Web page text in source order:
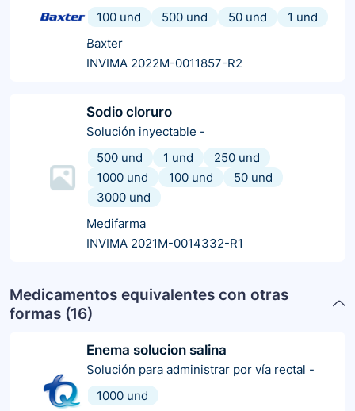
100 und
500 und 50 und
1 und
Baxter
INVIMA 2022M-0011857-R2
Sodio cloruro
Solución inyectable -
500 und
1 und
250 und
1000 und
100 und
50 und
3000 und
Medifarma
INVIMA 2021M-0014332-R1
Medicamentos equivalentes con otras
formas (16)
Enema solucion salina
Solución para administrar por vía rectal -
1000 und